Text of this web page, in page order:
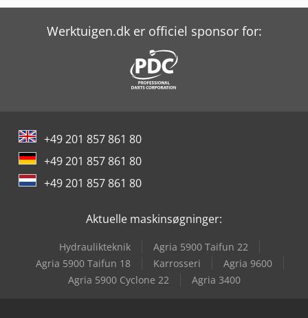
Werktuigen.dk er officiel sponsor for:
+49 201 857 861 80
+49 201 857 861 80
+49 201 857 861 80
Aktuelle maskinsøgninger:
Hydraulikteknik
Agria 5900 Taifun 22
Agria 5900 Taifun 18
Karrosseri
Agria 9600
Agria 5900 Cyclone 22
Agria 3400